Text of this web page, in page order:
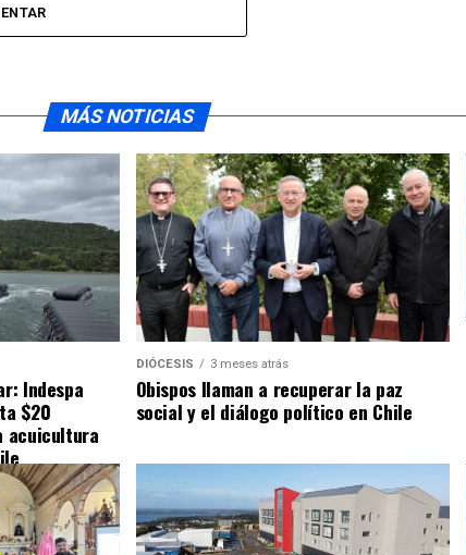
MÁS NOTICIAS
Indespa
$20
acuicultura
DIÓCESIS 3 meses atrás
Obispos llaman a recuperar la paz
social y el diálogo político en Chile